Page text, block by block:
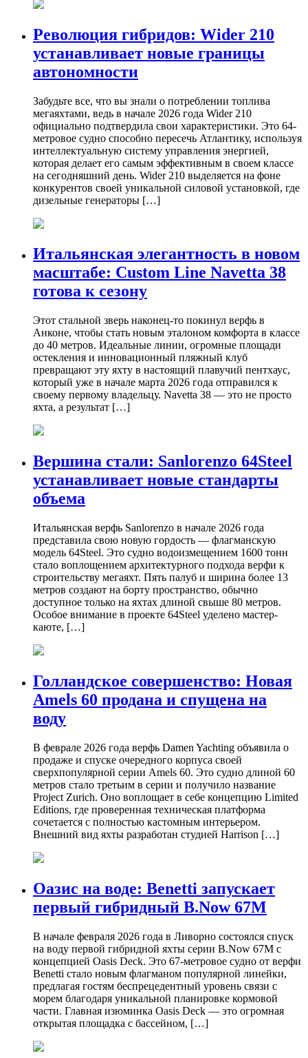
Революция гибридов: Wider 210
устанавливает новые границы
автономности
Забудьте все, что вы знали о потреблении топлива
мегаяхтами, ведь в начале 2026 года Wider 210
официально подтвердила свои характеристики. Это 64-
метровое судно способно пересечь Атлантику, используя
интеллектуальную систему управления энергией,
которая делает его самым эффективным в своем классе
на сегодняшний день. Wider 210 выделяется на фоне
конкурентов своей уникальной силовой установкой, где
дизельные генераторы […]
Итальянская элегантность в новом
масштабе: Custom Line Navetta 38
готова к сезону
Этот стальной зверь наконец-то покинул верфь в
Анконе, чтобы стать новым эталоном комфорта в классе
до 40 метров. Идеальные линии, огромные площади
остекления и инновационный пляжный клуб
превращают эту яхту в настоящий плавучий пентхаус,
который уже в начале марта 2026 года отправился к
своему первому владельцу. Navetta 38 — это не просто
яхта, а результат […]
Вершина стали: Sanlorenzo 64Steel
устанавливает новые стандарты
объема
Итальянская верфь Sanlorenzo в начале 2026 года
представила свою новую гордость — флагманскую
модель 64Steel. Это судно водоизмещением 1600 тонн
стало воплощением архитектурного подхода верфи к
строительству мегаяхт. Пять палуб и ширина более 13
метров создают на борту пространство, обычно
доступное только на яхтах длиной свыше 80 метров.
Особое внимание в проекте 64Steel уделено мастер-
каюте, […]
Голландское совершенство: Новая
Amels 60 продана и спущена на
воду
В феврале 2026 года верфь Damen Yachting объявила о
продаже и спуске очередного корпуса своей
сверхпопулярной серии Amels 60. Это судно длиной 60
метров стало третьим в серии и получило название
Project Zurich. Оно воплощает в себе концепцию Limited
Editions, где проверенная техническая платформа
сочетается с полностью кастомным интерьером.
Внешний вид яхты разработан студией Harrison […]
Оазис на воде: Benetti запускает
первый гибридный B.Now 67M
В начале февраля 2026 года в Ливорно состоялся спуск
на воду первой гибридной яхты серии B.Now 67M с
концепцией Oasis Deck. Это 67-метровое судно от верфи
Benetti стало новым флагманом популярной линейки,
предлагая гостям беспрецедентный уровень связи с
морем благодаря уникальной планировке кормовой
части. Главная изюминка Oasis Deck — это огромная
открытая площадка с бассейном, […]